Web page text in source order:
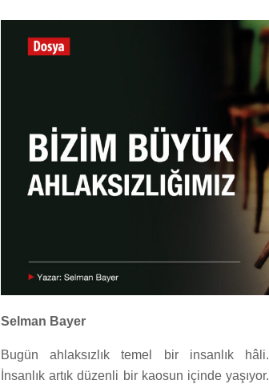
Selman Bayer
Bugün ahlaksızlık temel bir insanlık hâli.
İnsanlık artık düzenli bir kaosun içinde yaşıyor.